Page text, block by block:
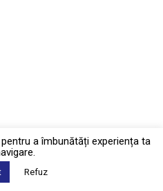
a îmbunătăți experiența ta
Refuz